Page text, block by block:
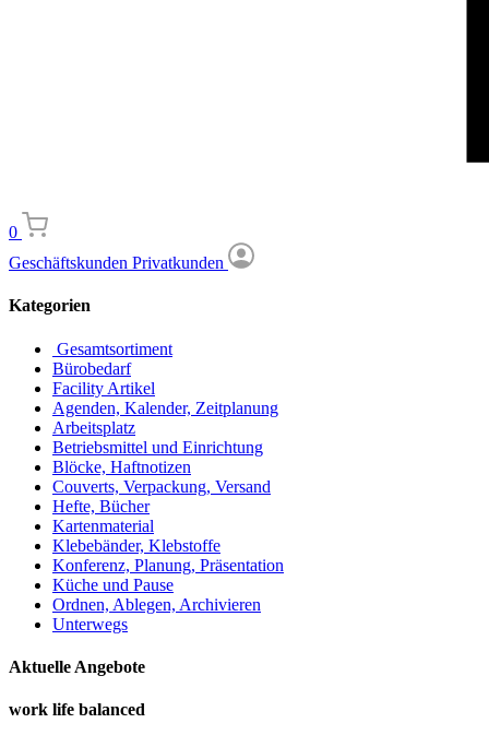
0
Geschäftskunden Privatkunden
Kategorien
Gesamtsortiment
Bürobedarf
Facility Artikel
Agenden, Kalender, Zeitplanung
Arbeitsplatz
Betriebsmittel und Einrichtung
Blöcke, Haftnotizen
Couverts, Verpackung, Versand
Hefte, Bücher
Kartenmaterial
Klebebänder, Klebstoffe
Konferenz, Planung, Präsentation
Küche und Pause
Ordnen, Ablegen, Archivieren
Unterwegs
Aktuelle Angebote
work life balanced